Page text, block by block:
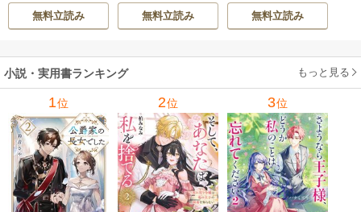
無料立読み
無料立読み
レクション 2巻
無料立読み
小説・実用書ランキング もっと見る
1位 2位 3位